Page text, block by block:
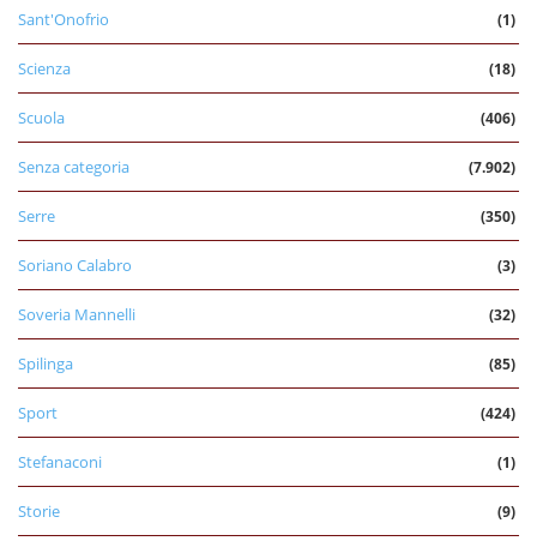
Sant'Onofrio (1)
Scienza (18)
Scuola (406)
Senza categoria (7.902)
Serre (350)
Soriano Calabro (3)
Soveria Mannelli (32)
Spilinga (85)
Sport (424)
Stefanaconi (1)
Storie (9)